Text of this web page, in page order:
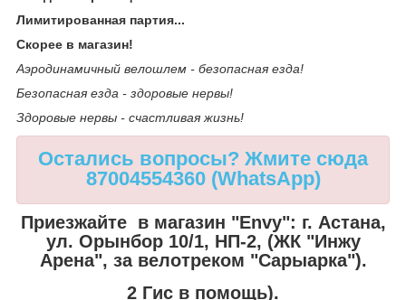
Лимитированная партия...
Скорее в магазин!
Аэродинамичный велошлем - безопасная езда!
Безопасная езда - здоровые нервы!
Здоровые нервы - счастливая жизнь!
Остались вопросы? Жмите сюда
87004554360 (WhatsApp)
Приезжайте в магазин "Envy": г. Астана,
ул. Орынбор 10/1, НП-2, (ЖК "Инжу
Арена", за велотреком "Сарыарка").
2 Гис в помощь).